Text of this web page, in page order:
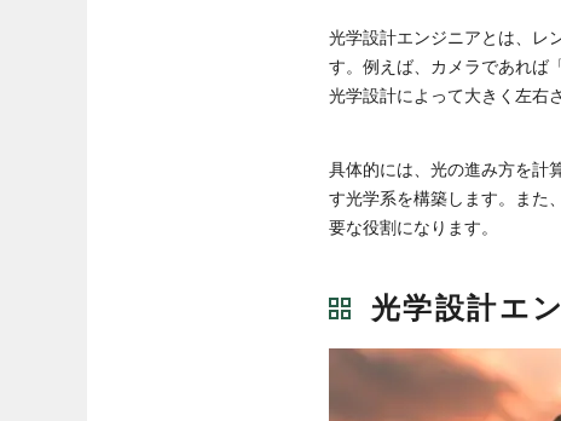
光学設計エンジニアとは、レ
す。例えば、カメラであれば
光学設計によって大きく左右
具体的には、光の進み方を計
す光学系を構築します。また
要な役割になります。
光学設計エ